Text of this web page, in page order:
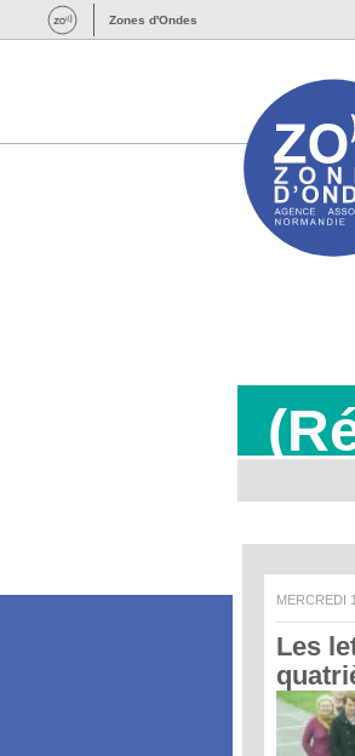
Zones d'Ondes
Les